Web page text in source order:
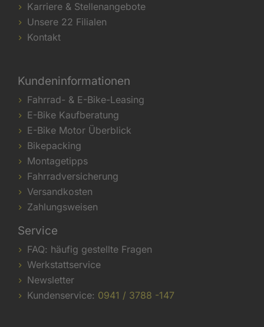
Karriere & Stellenangebote
Unsere 22 Filialen
Kontakt
Kundeninformationen
Fahrrad- & E-Bike-Leasing
E-Bike Kaufberatung
E-Bike Motor Überblick
Bikepacking
Montagetipps
Fahrradversicherung
Versandkosten
Zahlungsweisen
Service
FAQ: häufig gestellte Fragen
Werkstattservice
Newsletter
Kundenservice: 0941 / 3788 -147